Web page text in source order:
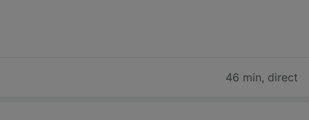
46 min, direct